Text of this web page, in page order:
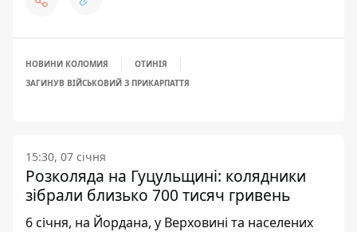
НОВИНИ КОЛОМИЯ
ОТИНІЯ
ЗАГИНУВ ВІЙСЬКОВИЙ З ПРИКАРПАТТЯ
15:30, 07 січня
Розколяда на Гуцульщині: колядники
зібрали близько 700 тисяч гривень
6 січня, на Йордана, у Верховині та населених